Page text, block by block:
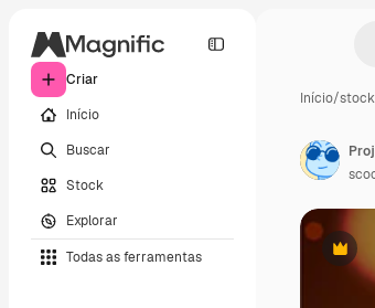
Criar
Início
Buscar
Stock
Explorar
Todas as ferramentas
Início/stock